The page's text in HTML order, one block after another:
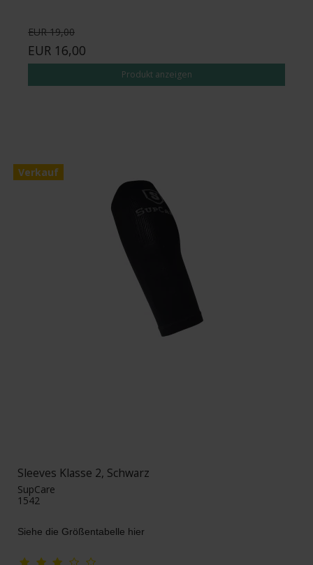
EUR 19,00
EUR 16,00
Produkt anzeigen
Verkauf
Sleeves Klasse 2, Schwarz
SupCare
1542
Siehe die Größentabelle hier